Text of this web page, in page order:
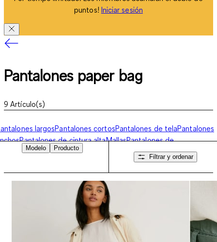
puntos! Iniciar sesión
Pantalones paper bag
9 Artículo(s)
largosPantalones cortosPantalones de telaPantalones
Pantalones de cintura altaMallasPantalones de
Pantalones business Pantalones capriPantalones
Pantalones de chándal
Modelo
Producto
Filtrar y ordenar